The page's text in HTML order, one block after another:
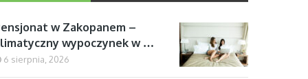
w Zakopanem –
wypoczynek w …
6 sierpnia, 2026